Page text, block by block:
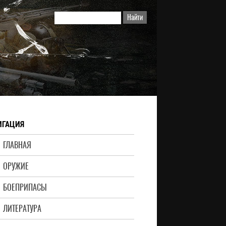
ГЛАВНАЯ
ОРУЖИЕ
БОЕПРИПАСЫ
ЛИТЕРАТУРА